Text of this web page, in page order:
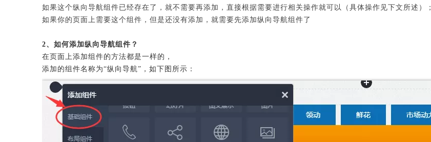
如果这个纵向导航组件已经存在了，就不需要再添加，直接根据需要进行相关操作就可以（具体操作见下文所述）；
如果你的页面上需要这个组件，但是还没有添加，就需要先添加纵向导航组件了
2、如何添加纵向导航组件？
在页面上添加组件的方法都是一样的，
添加的组件名称为“纵向导航”，如下图所示：